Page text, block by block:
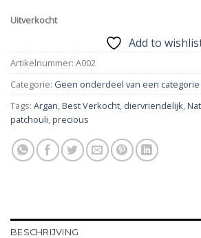
Uitverkocht
Add to
Artikelnummer: A002
Categorie: Geen onderdeel van een categorie
Tags: Argan,Best Verkocht, diervriendelijk,
patchouli,precious
BESCHRIJVING